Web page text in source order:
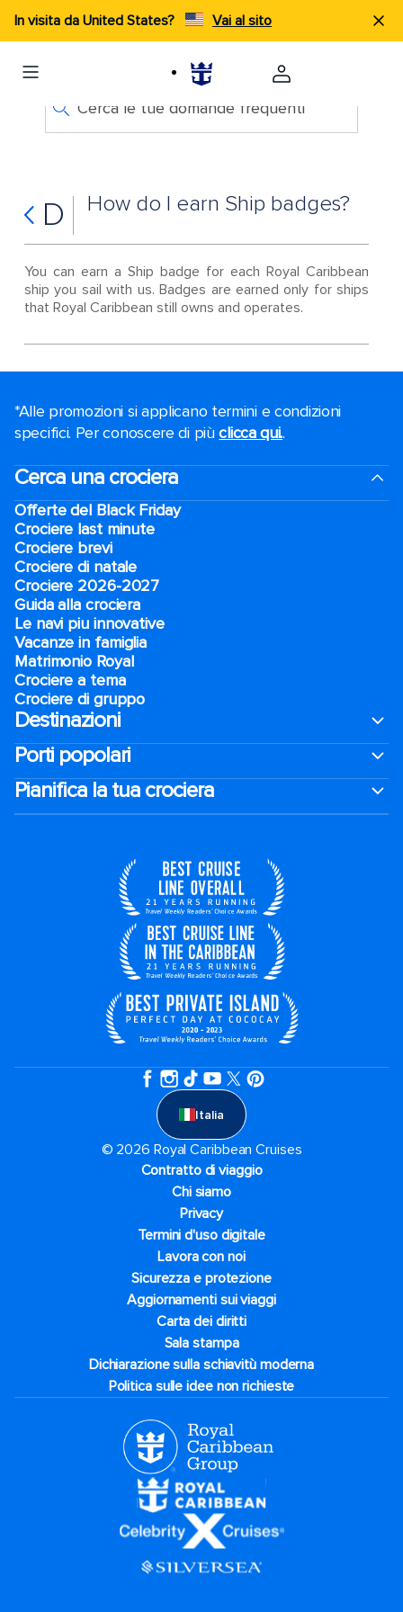
In visita da United States? Vai al sito
Cerca le tue domande frequenti
D How do I earn Ship badges?
You can earn a Ship badge for each Royal Caribbean
ship you sail with us. Badges are earned only for ships
that Royal Caribbean still owns and operates.
*Alle promozioni si applicano termini e condizioni
specifici. Per conoscere di piùclicca qui..
Cerca una crociera
Offerte del Black Friday
Crociere last minute
Crociere brevi​
Crociere di natale​
Crociere 2026-2027
Guida alla crociera
Le navi piu innovative
Vacanze in famiglia
Matrimonio Royal
Crociere a tema
Crociere di gruppo
Destinazioni
Porti popolari
Pianifica la tua crociera
Italia
© 2026 Royal Caribbean Cruises
Contratto di viaggio
Chi siamo
Privacy
Termini d'uso digitale
Lavora con noi
Sicurezza e protezione
Aggiornamenti sui viaggi
Carta dei diritti
Sala stampa
Dichiarazione sulla schiavitù moderna
Politica sulle idee non richieste